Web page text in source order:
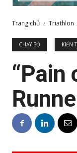
Trang chủ Triathlon
CHẠY BỘ KIẾN
“Pain